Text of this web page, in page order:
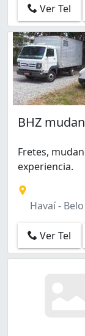
Ver Tel
BHZ
Fretes,
experiencia.
Havaí -
Ver Tel